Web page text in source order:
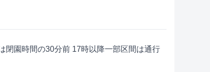
閉園時間の30分前 17時以降一部区間は通行